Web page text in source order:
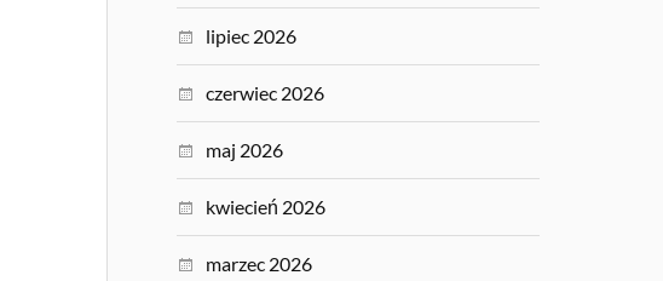
lipiec 2026
czerwiec 2026
maj 2026
kwiecień 2026
marzec 2026